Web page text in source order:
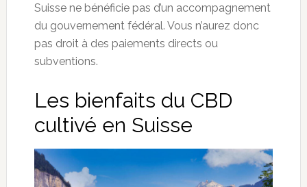
Suisse ne bénéficie pas d’un accompagnement
du gouvernement fédéral. Vous n’aurez donc
pas droit à des paiements directs ou
subventions.
Les bienfaits du CBD
cultivé en Suisse